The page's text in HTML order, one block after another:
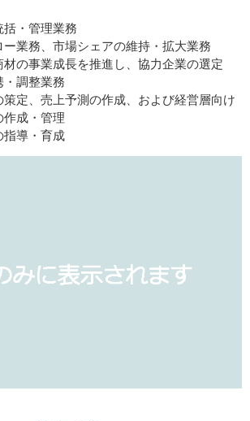
括・管理業務
ー業務、市場シェアの維持・拡大業務
材の事業成長を推進し、協力企業の選定
・調整業務
策定、売上予測の作成、および経営層向け
成・管理
指導・育成